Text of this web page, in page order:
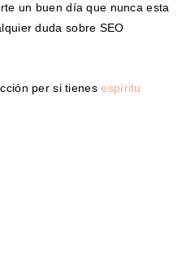
un buen día que nunca esta
duda sobre SEO
per si tienesespíritu